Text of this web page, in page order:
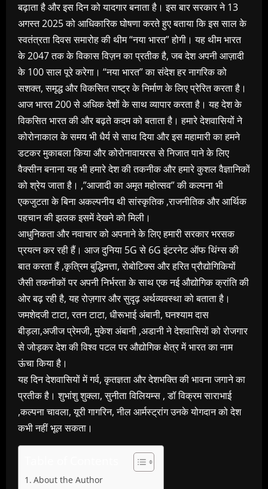
बढ़ाता है और इस दिन को यादगार बनाता है। इस बार सरकार ने 13
अगस्त 2025 को आधिकारिक घोषणा करते हुए बताया कि इस साल के
स्वतंत्रता दिवस समारोह की थीम “नया भारत” होगी। यह थीम भारत
के 2047 तक के विकास विज़न का प्रतीक है, जब देश अपनी आज़ादी
के 100 साल पूरे करेगा। “नया भारत” का संदेश हर नागरिक को
सशक्त, समृद्ध और विकसित राष्ट्र के निर्माण के लिए प्रेरित करता है।
आज भारत 200 से अधिक देशों के साथ व्यापार करता है। यह देश के
विकसित भारत की और बढ़ते कदम को बताता है। हमारे देशवासियों ने
कोरोनाकाल के समय भी धैर्य से साथ दिया और इस महामारी का हमने
डटकर मुकाबला किया और कोरोनावायरस से निजात पाने के लिए
वैक्सीन बनाना यह भी हमारे देश की तकनीक और हमारे कुशल वैज्ञानिकों
को श्रेय जाता है। ,”आजादी का अमृत महोत्सव” की कल्पना भी
एकजुटता के बिना अकल्पनीय थी सांस्कृतिक ,राजनीतिक और आर्थिक
पहचान की झलक इसमें देखने को मिली।
आधुनिकता और नवाचार को अपनाने के लिए हमारी सरकार भरसक
प्रयत्न कर रही हैं। आज दुनिया 5G से 6G इंटरनेट ऑफ थिंग्स की
बात करता हैं ,कृत्रिम बुद्धिमत्ता, रोबोटिक्स और हरित प्रौद्योगिकियों
जैसी तकनीकों पर अपनी निर्भरता के साथ एक नई औद्योगिक क्रांति की
ओर बढ़ रही है, यह रोज़गार और सुदृढ़ अर्थव्यवस्था को बताता है।
जमशेदजी टाटा, रतन टाटा, धीरूभाई अंबानी, घनश्याम दास
बीड़ला,अजीज प्रेमजी, मुकेश अंबानी ,अडानी ने देशवासियों को रोजगार
से जोड़कर देश की विश्व पटल पर औद्योगिक क्षेत्र में भारत का नाम
ऊंचा किया है।
यह दिन देशवासियों में गर्व, कृतज्ञता और देशभक्ति की भावना जगाने का
प्रतीक है। शुभांशु शुक्ला, सुनीता विलियम्स , डॉ विक्रम साराभाई
,कल्पना चावला, यूरी गागरिन, नील आर्मस्ट्रांग उनके योगदान को देश
कभी नहीं भूल सकता।
About the Author